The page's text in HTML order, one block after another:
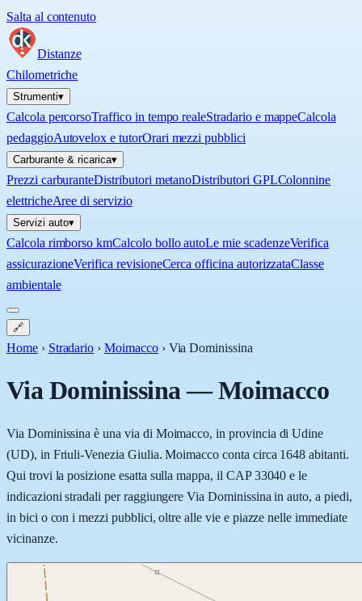
Salta al contenuto
Distanze
Chilometriche
Strumenti▾
Calcola percorsoTraffico in tempo realeStradario e mappeCalcola
pedaggioAutovelox e tutorOrari mezzi pubblici
Carburante & ricarica▾
Prezzi carburanteDistributori metanoDistributori GPLColonnine
elettricheAree di servizio
Servizi auto▾
Calcola rimborso kmCalcolo bollo autoLe mie scadenzeVerifica
assicurazioneVerifica revisioneCerca officina autorizzataClasse
ambientale
🔗
Home › Stradario › Moimacco › Via Dominissina
Via Dominissina—Moimacco
Via Dominissina è una via di Moimacco, in provincia di Udine
(UD), in Friuli-Venezia Giulia. Moimacco conta circa 1648 abitanti.
Qui trovi la posizione esatta sulla mappa, il CAP 33040 e le
indicazioni stradali per raggiungere Via Dominissina in auto, a piedi,
in bici o con i mezzi pubblici, oltre alle vie e piazze nelle immediate
vicinanze.